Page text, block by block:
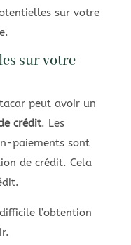
sur votre
sur votre
peut avoir un
crédit. Les
paiements sont
de crédit. Cela
l’obtention